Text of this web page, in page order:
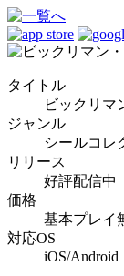
タイトル
ビックリマ
ジャンル
シールコレ
リリース
好評配信中
価格
基本プレイ
対応OS
iOS/Android